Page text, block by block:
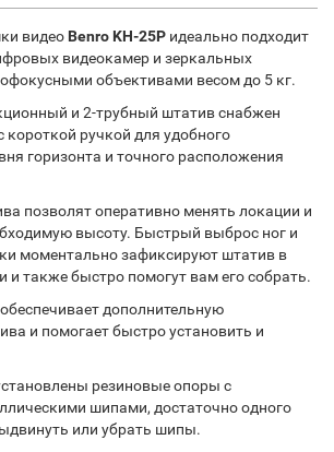
видео Benro KH-25P идеально подходит
видеокамер и зеркальных
объективами весом до 5 кг.
и 2-трубный штатив снабжен
короткой ручкой для удобного
горизонта и точного расположения
позволят оперативно менять локации и
высоту. Быстрый выброс ног и
моментально зафиксируют штатив в
и также быстро помогут вам его собрать.
дополнительную
и помогает быстро установить и
резиновые опоры с
шипами, достаточно одного
или убрать шипы.